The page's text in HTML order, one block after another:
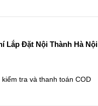
Lắp Đặt Nội Thành Hà Nội
kiểm tra và thanh toán COD